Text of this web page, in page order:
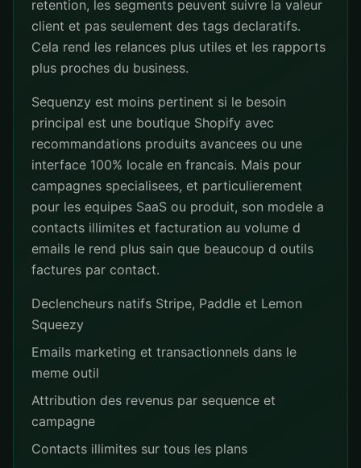
retention, les segments peuvent suivre la valeur
client et pas seulement des tags declaratifs.
Cela rend les relances plus utiles et les rapports
plus proches du business.
Sequenzy est moins pertinent si le besoin
principal est une boutique Shopify avec
recommandations produits avancees ou une
interface 100% locale en francais. Mais pour
campagnes specialisees, et particulierement
pour les equipes SaaS ou produit, son modele a
contacts illimites et facturation au volume d
emails le rend plus sain que beaucoup d outils
factures par contact.
Declencheurs natifs Stripe, Paddle et Lemon
Squeezy
Emails marketing et transactionnels dans le
meme outil
Attribution des revenus par sequence et
campagne
Contacts illimites sur tous les plans